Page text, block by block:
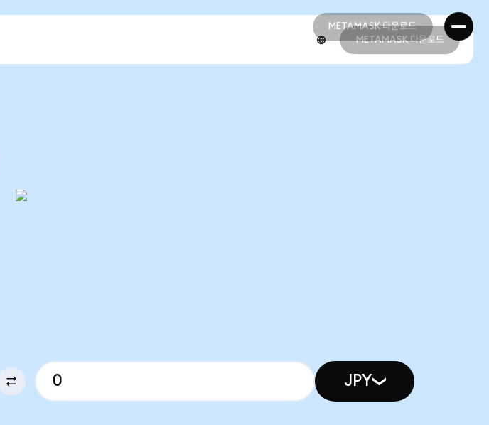
METAMASK 다운로드
METAMASK 다운로드
METAMASK 다운로드
JPY